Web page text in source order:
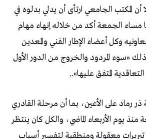
أن المكتب الجامعي ارتأى أن يدلي بدلوه في
مساء الجمعة أكد من خلاله إنهاء مهام
وكل أعضاء الإطار الفني والمعدين
«سوء المردود والخروج من الدور الأول
المتفق عليها»..
ذر رماد على الأعين، بما أن مرحلة القادري
يوم الأربعاء الماضي، والكل كان ينتظر
تبريرات معقولة ومنطقية لتفسير أسباب